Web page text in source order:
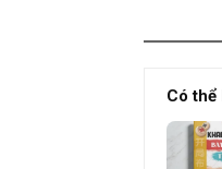
Có thể